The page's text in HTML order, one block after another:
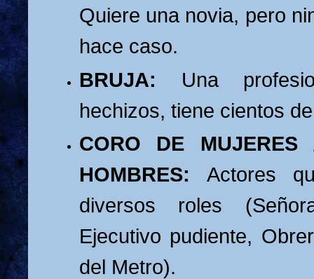
Quiere una novia, pero
hace caso.
BRUJA: Una
hechizos, tiene cientos
CORO DE
HOMBRES: Actores
diversos roles
Ejecutivo pudiente,
del Metro).